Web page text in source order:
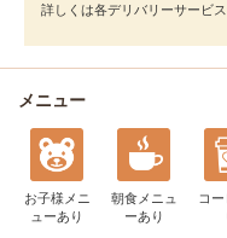
詳しくは各デリバリーサービ
メニュー
お子様メニ
ューあり
朝食メニュ
ーあり
コ